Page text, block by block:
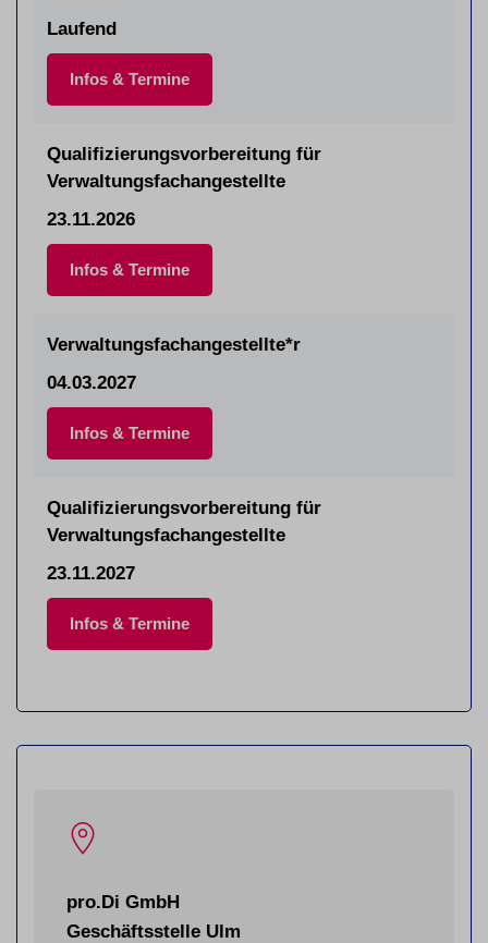
Laufend
Infos & Termine
Qualifizierungsvorbereitung für
Verwaltungsfachangestellte
23.11.2026
Infos & Termine
Verwaltungsfachangestellte*r
04.03.2027
Infos & Termine
Qualifizierungsvorbereitung für
Verwaltungsfachangestellte
23.11.2027
Infos & Termine
pro.Di GmbH
Geschäftsstelle Ulm